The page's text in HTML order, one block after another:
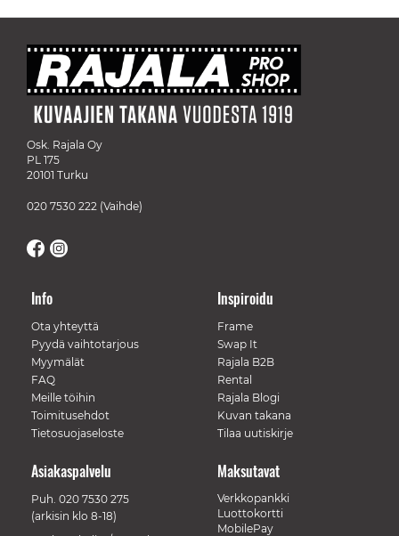
Osk. Rajala Oy
PL 175
20101 Turku
020 7530 222 (Vaihde)
Info
Ota yhteyttä
Pyydä vaihtotarjous
Myymälät
FAQ
Meille töihin
Toimitusehdot
Tietosuojaseloste
Inspiroidu
Frame
Swap It
Rajala B2B
Rental
Rajala Blogi
Kuvan takana
Tilaa uutiskirje
Maksutavat
Verkkopankki
Luottokortti
MobilePay
Asiakaspalvelu
Puh. 020 7530 275
(arkisin klo 8-18)